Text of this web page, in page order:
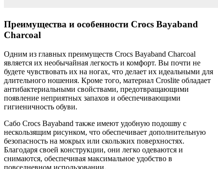
Преимущества и особенности Crocs Bayaband
Charcoal
Одним из главных преимуществ Crocs Bayaband Charcoal
является их необычайная легкость и комфорт. Вы почти не
будете чувствовать их на ногах, что делает их идеальными для
длительного ношения. Кроме того, материал Croslite обладает
антибактериальными свойствами, предотвращающими
появление неприятных запахов и обеспечивающими
гигиеничность обуви.
Сабо Crocs Bayaband также имеют удобную подошву с
нескользящим рисунком, что обеспечивает дополнительную
безопасность на мокрых или скользких поверхностях.
Благодаря своей конструкции, они легко одеваются и
снимаются, обеспечивая максимальное удобство в
повседневном использовании.